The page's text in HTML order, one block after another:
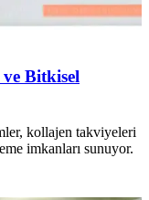
ve Bitkisel
kollajen takviyeleri
imkanları sunuyor.